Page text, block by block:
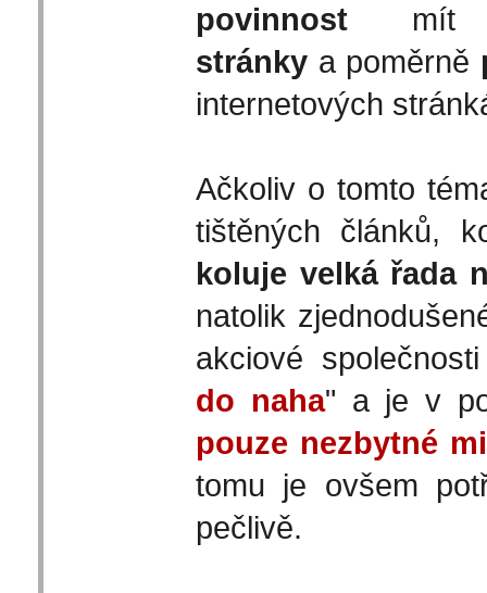
povinnost
stránky a poměrně
internetových
Ačkoliv o tomto
tištěných článků,
koluje velká řada
natolik
akciové
do naha" a je v
pouze nezbytné
tomu je ovšem
pečlivě.